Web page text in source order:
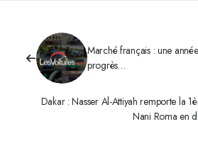
Marché français : une
progrès…
Dakar : Nasser Al-Attiyah remporte la
Nani Roma en